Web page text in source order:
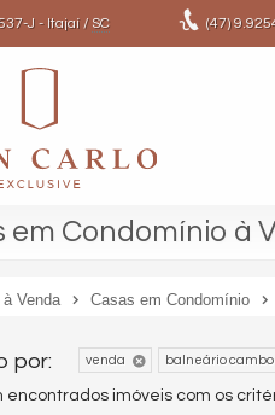
J - Itajaí / SC (47)
em Condomínio à
à Venda Casas em Condomínio
por: venda balneário
encontrados imóveis com os